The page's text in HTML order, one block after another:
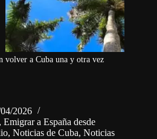
volver a Cuba una y otra vez
2026
Emigrar a España desde
, Noticias de Cuba, Noticias